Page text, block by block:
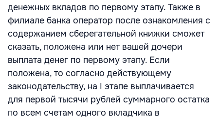
денежных вкладов по первому этапу. Также в
филиале банка оператор после ознакомления с
содержанием сберегательной книжки сможет
сказать, положена или нет вашей дочери
выплата денег по первому этапу. Если
положена, то согласно действующему
законодательству, на I этапе выплачивается
для первой тысячи рублей суммарного остатка
по всем счетам одного вкладчика в